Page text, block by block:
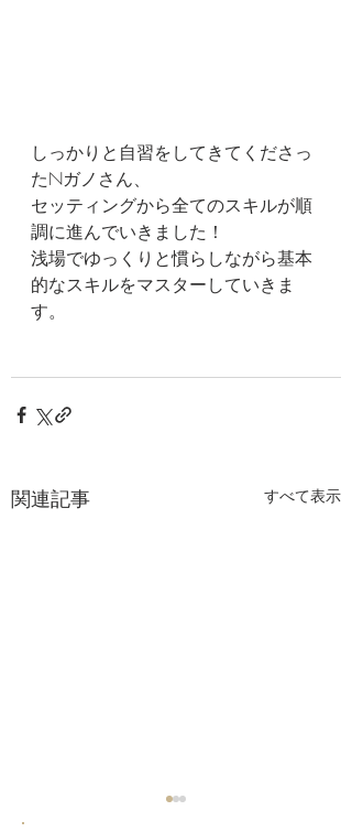
しっかりと自習をしてきてくださっ
たNガノさん、
セッティングから全てのスキルが順
調に進んでいきました！
浅場でゆっくりと慣らしながら基本
的なスキルをマスターしていきま
す。
関連記事 すべて表示